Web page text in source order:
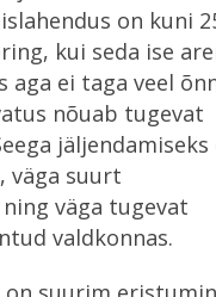
on kuni
kui seda ise
aga ei taga veel
nõuab tugevat
jäljendamiseks
väga suurt
väga tugevat
valdkonnas.